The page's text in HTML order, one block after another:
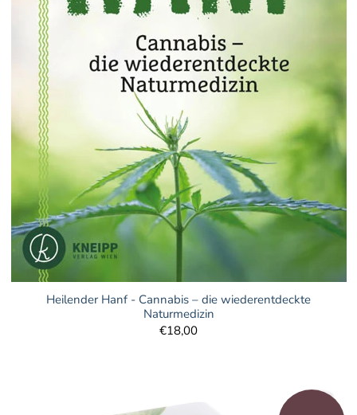
Heilender Hanf - Cannabis – die wiederentdeckte
Naturmedizin
€18,00